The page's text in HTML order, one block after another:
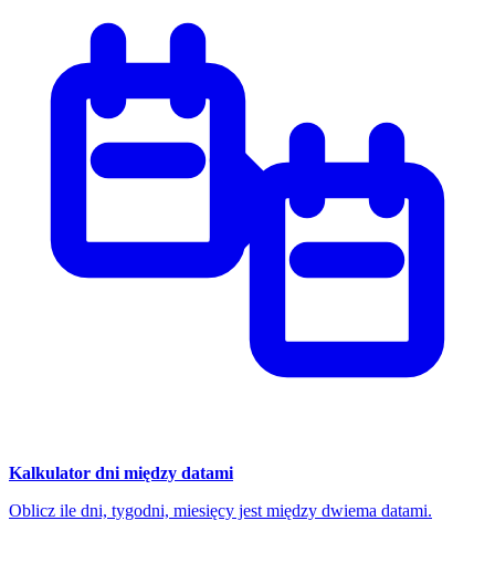
Kalkulator dni między datami
Oblicz ile dni, tygodni, miesięcy jest między dwiema datami.